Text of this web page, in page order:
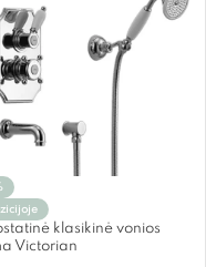
klasikinė vonios
Victorian